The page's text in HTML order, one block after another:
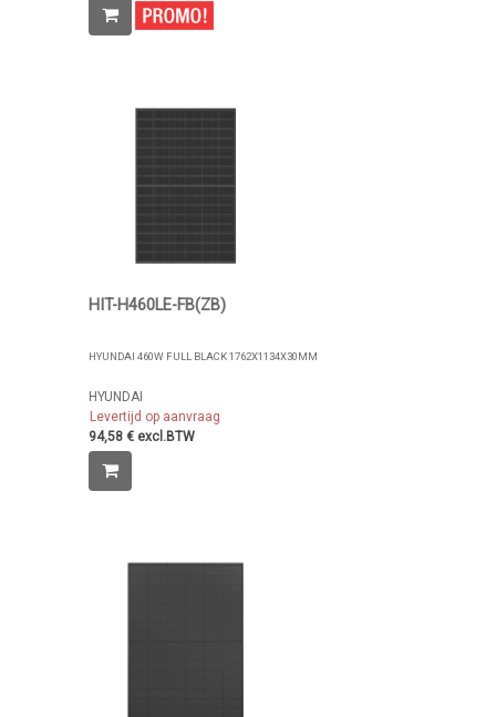
HIT-H460LE-FB(ZB)
HYUNDAI 460W FULL BLACK 1762X1134X30MM
HYUNDAI
Levertijd op aanvraag
94,58 € excl.BTW